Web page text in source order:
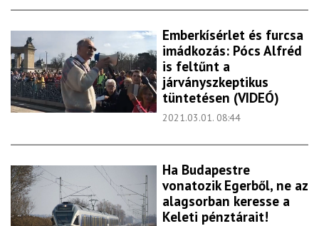
Emberkísérlet és furcsa
imádkozás: Pócs Alfréd
is feltűnt a
járványszkeptikus
tüntetésen (VIDEÓ)
2021.03.01. 08:44
Ha Budapestre
vonatozik Egerből, ne az
alagsorban keresse a
Keleti pénztárait!